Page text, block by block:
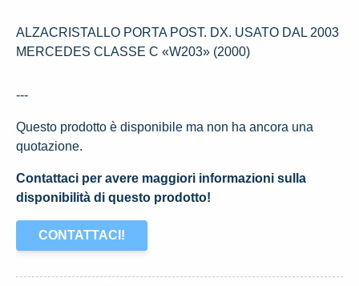
ALZACRISTALLO PORTA POST. DX. USATO DAL 2003
MERCEDES CLASSE C «W203» (2000)
---
Questo prodotto è disponibile ma non ha ancora una
quotazione.
Contattaci per avere maggiori informazioni sulla
disponibilità di questo prodotto!
CONTATTACI!